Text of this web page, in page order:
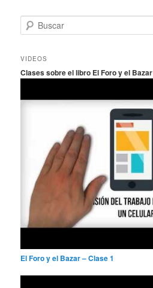
u
c
r
VIDEOS
Clases sobre el libro El Foro y el Bazar
El Foro y el Bazar – Clase 1